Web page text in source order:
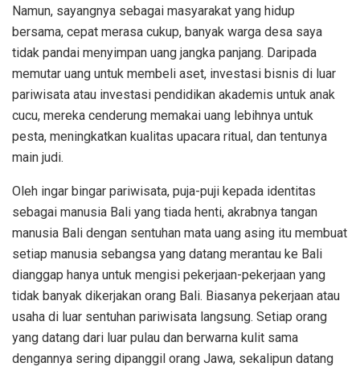
Namun, sayangnya sebagai masyarakat yang hidup
bersama, cepat merasa cukup, banyak warga desa saya
tidak pandai menyimpan uang jangka panjang. Daripada
memutar uang untuk membeli aset, investasi bisnis di luar
pariwisata atau investasi pendidikan akademis untuk anak
cucu, mereka cenderung memakai uang lebihnya untuk
pesta, meningkatkan kualitas upacara ritual, dan tentunya
main judi.
Oleh ingar bingar pariwisata, puja-puji kepada identitas
sebagai manusia Bali yang tiada henti, akrabnya tangan
manusia Bali dengan sentuhan mata uang asing itu membuat
setiap manusia sebangsa yang datang merantau ke Bali
dianggap hanya untuk mengisi pekerjaan-pekerjaan yang
tidak banyak dikerjakan orang Bali. Biasanya pekerjaan atau
usaha di luar sentuhan pariwisata langsung. Setiap orang
yang datang dari luar pulau dan berwarna kulit sama
dengannya sering dipanggil orang Jawa, sekalipun datang